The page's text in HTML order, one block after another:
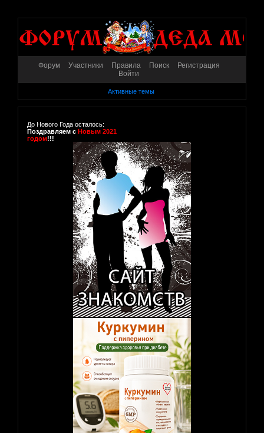
Форум Участники Правила Поиск
Регистрация
Войти
Активные темы
До Нового Года осталось:
Поздравляем с Новым 2021
годом!!!